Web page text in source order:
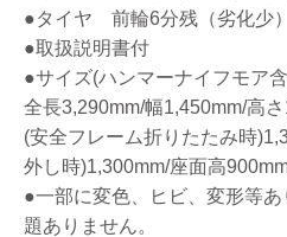
●タイヤ 前輪6分残（劣化少
●取扱説明書付
●サイズ(ハンマーナイフモア
全長3,290mm/幅1,450mm/高
(安全フレーム折りたたみ時
外し時)1,300mm/座面高
●一部に変色、ヒビ、変形等
題ありません。